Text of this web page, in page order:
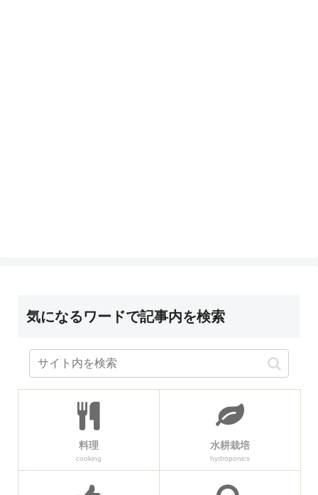
気になるワードで記事内を検索
料理
cooking
水耕栽培
hydroponics